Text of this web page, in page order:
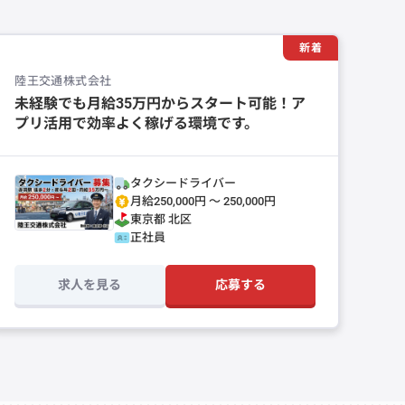
新着
陸王交通株式会社
未経験でも月給35万円からスタート可能！ア
プリ活用で効率よく稼げる環境です。
タクシードライバー
月給250,000円 〜 250,000円
東京都北区
正社員
求人を見る 応募する